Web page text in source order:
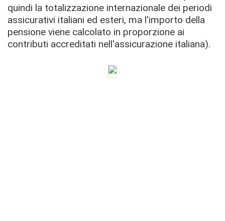
quindi la totalizzazione internazionale dei periodi
assicurativi italiani ed esteri, ma l'importo della
pensione viene calcolato in proporzione ai
contributi accreditati nell'assicurazione italiana).